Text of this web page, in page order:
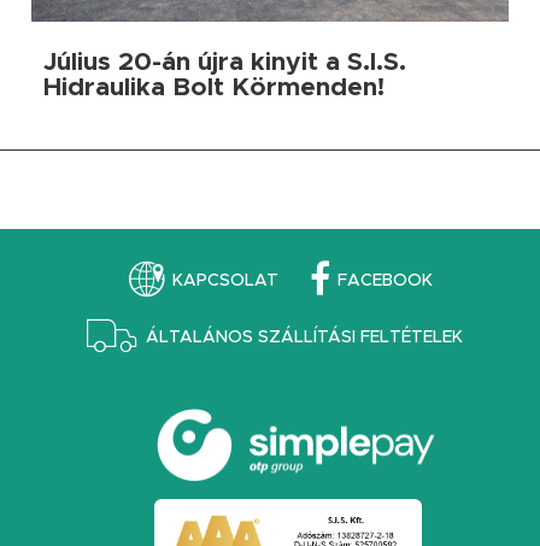
Július 20-án újra kinyit a S.I.S.
Hidraulika Bolt Körmenden!
KAPCSOLAT FACEBOOK
ÁLTALÁNOS SZÁLLÍTÁSI FELTÉTELEK